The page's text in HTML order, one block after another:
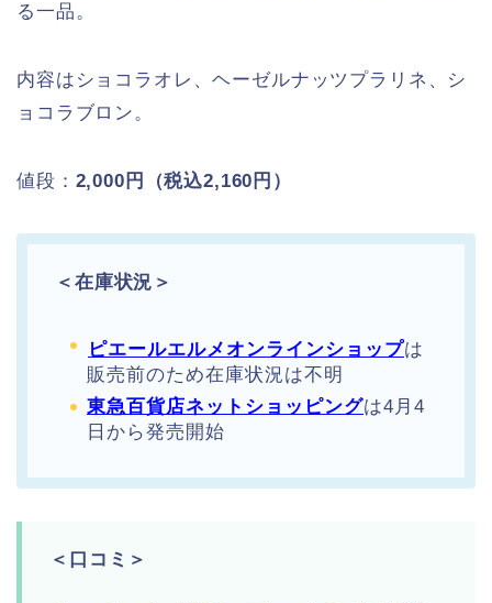
る一品。
内容はショコラオレ、ヘーゼルナッツプラリネ、シ
ョコラブロン。
値段： 2,000円（税込2,160円）
＜在庫状況＞
ピエールエルメオンラインショップは
販売前のため在庫状況は不明
東急百貨店ネットショッピングは4月4
日から発売開始
＜口コミ＞